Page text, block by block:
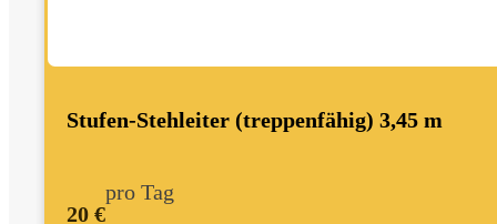
Stufen-Stehleiter (treppenfähig) 3,45 m
20 €
pro Tag